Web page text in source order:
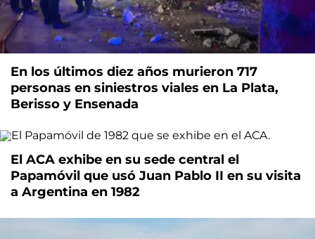
En los últimos diez años murieron 717
personas en siniestros viales en La Plata,
Berisso y Ensenada
El ACA exhibe en su sede central el
Papamóvil que usó Juan Pablo II en su visita
a Argentina en 1982